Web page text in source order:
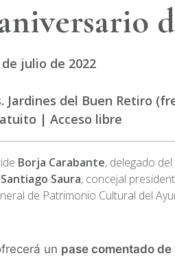
julio de 2022
Jardines del Buen Retiro
| Acceso libre
Borja Carabante, delegado
Santiago Saura, concejal
de Patrimonio Cultural del
un pase comentado